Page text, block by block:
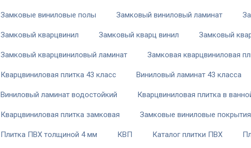
Замковые виниловые полы Замковый виниловый ламинат
Замковый кварцвинил Замковый кварц винил Замковый
Замковый кварцвиниловый ламинат Замковая кварцвиниловая
Кварцвиниловая плитка 43 класс Виниловый ламинат 43 класса
Виниловый ламинат водостойкий Кварцвиниловая плитка в
Кварцвиниловая плитка замковая Замковые виниловые покрытия
Плитка ПВХ толщиной 4 мм КВП Каталог плитки ПВХ